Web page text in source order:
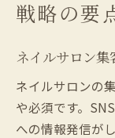
戦略の要
ネイルサロン集
ネイルサロンの
や必須です。
への情報発信が